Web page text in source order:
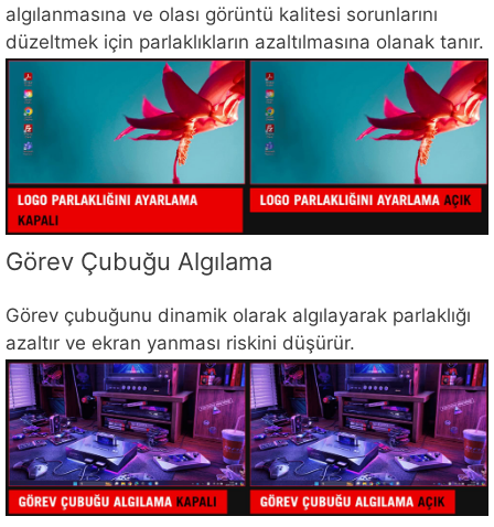
algılanmasına ve olası görüntü kalitesi sorunlarını
düzeltmek için parlaklıkların azaltılmasına olanak tanır.
Görev Çubuğu Algılama
Görev çubuğunu dinamik olarak algılayarak parlaklığı
azaltır ve ekran yanması riskini düşürür.